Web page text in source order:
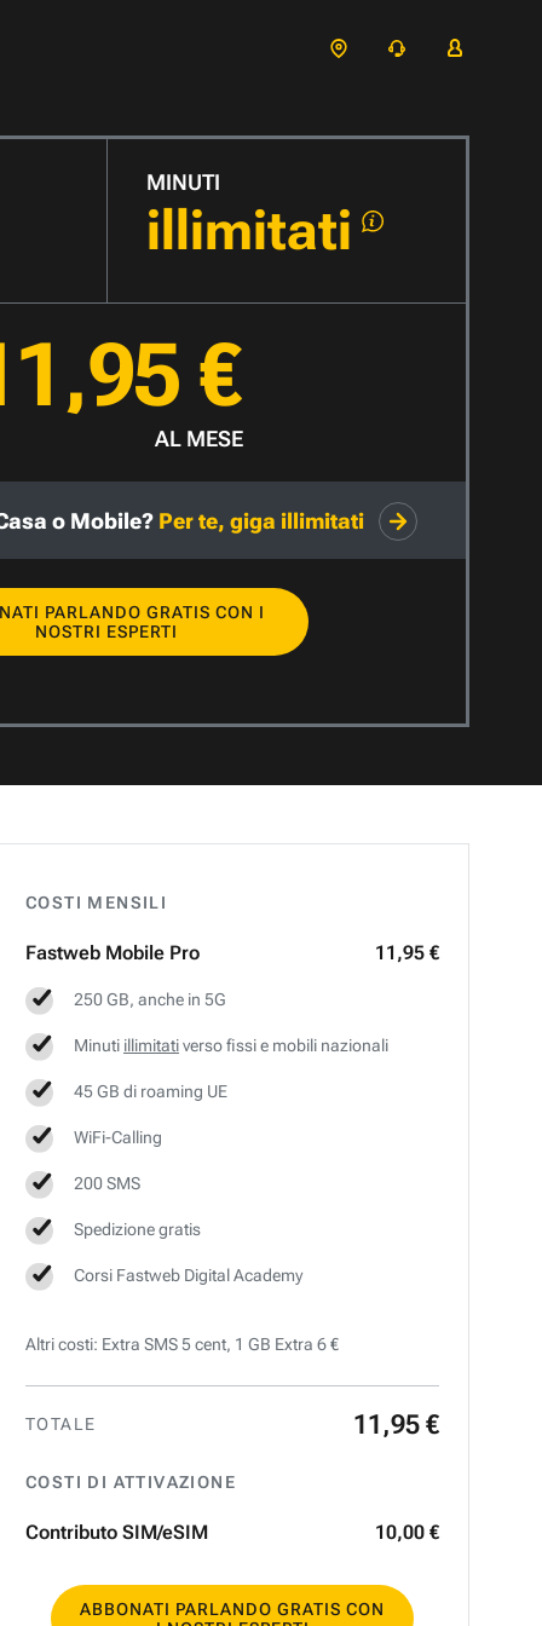
MINUTI
illimitati
€
AL MESE
o Mobile? Per te, giga illimitati
PARLANDO GRATIS CON I
NOSTRI ESPERTI
COSTI MENSILI
Fastweb Mobile Pro 11,95 €
250 GB, anche in 5G
Minuti illimitativerso fissi e mobili nazionali
45 GB di roaming UE
WiFi-Calling
200 SMS
Spedizione gratis
Corsi Fastweb Digital Academy
Altri costi: Extra SMS 5 cent, 1 GB Extra 6 €
TOTALE 11 ,95 €
COSTI DI ATTIVAZIONE
Contributo SIM/eSIM 10,00 €
ABBONATI PARLANDO GRATIS CON